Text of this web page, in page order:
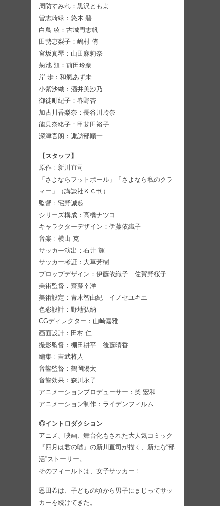
周防すみれ：黒沢ともよ
曽志崎緑：悠木 碧
白鳥 綾：古城門志帆
田勢恵梨子：嶋村 侑
宮坂真琴：山田麻莉奈
菊池 類：前田玲奈
岸 歩：和氣あず未
小紫沙織：酒井美沙乃
御徒町紀子：春野杏
加古川香梨奈：長谷川玲奈
能見奈緒子：甲斐田裕子
深津吾朗：諏訪部順一
【スタッフ】
原作：新川直司
「さよならフットボール」「さよなら私のクラ
マー」（講談社ＫＣ刊）
監督：宅野誠起
シリーズ構成：高橋ナツコ
キャラクターデザイン：伊藤依織子
音楽：横山 克
サッカー演出：石井 輝
サッカー考証：大草芳樹
プロップデザイン：伊藤依織子 佐賀野桜子
美術監督：齋藤幸洋
美術設定：青木智由紀 イノセユキエ
色彩設計：野地弘納
CGディレクター：山崎嘉雅
画面設計：田村 仁
撮影監督：棚田耕平 後藤晴香
編集：吉武将人
音響監督：鶴岡陽太
音響効果：森川永子
アニメーションプロデューサー：柴 宏和
アニメーション制作：ライデンフィルム
◎イントロダクション
アニメ、映画、舞台化もされた大人気コミック
『四月は君の嘘』の新川直司が描く、新たな“部
活”ストーリー。
そのフィールドは、女子サッカー！
恩田希は、子どもの頃から男子にまじってサッ
カーを続けてきた。